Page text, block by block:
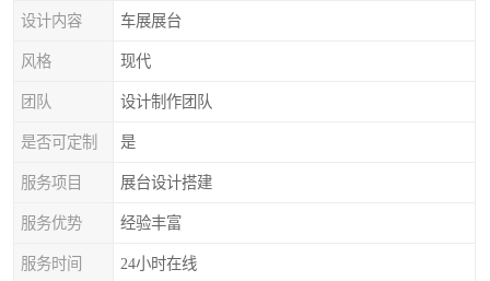
设计内容 车展展台
风格 现代
团队 设计制作团队
是否可定制 是
服务项目 展台设计搭建
服务优势 经验丰富
服务时间 24小时在线